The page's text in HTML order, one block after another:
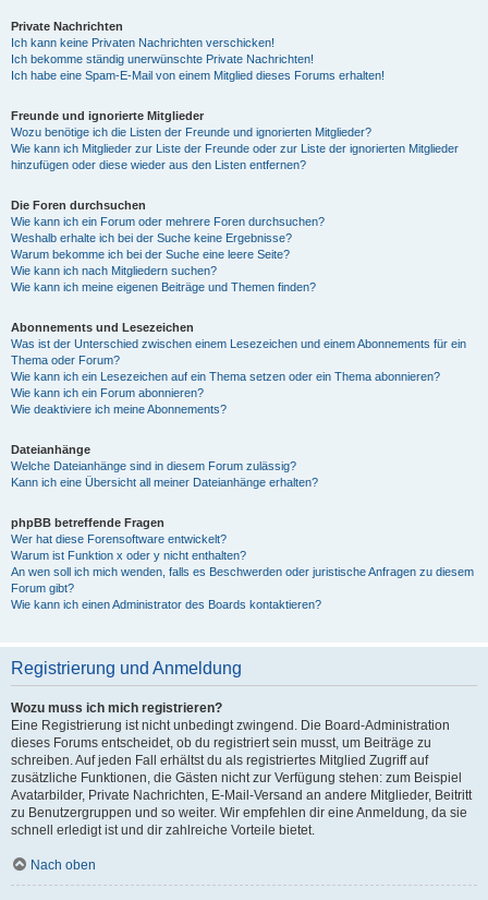
Private Nachrichten
Ich kann keine Privaten Nachrichten verschicken!
Ich bekomme ständig unerwünschte Private Nachrichten!
Ich habe eine Spam-E-Mail von einem Mitglied dieses Forums erhalten!
Freunde und ignorierte Mitglieder
Wozu benötige ich die Listen der Freunde und ignorierten Mitglieder?
Wie kann ich Mitglieder zur Liste der Freunde oder zur Liste der ignorierten Mitglieder
hinzufügen oder diese wieder aus den Listen entfernen?
Die Foren durchsuchen
Wie kann ich ein Forum oder mehrere Foren durchsuchen?
Weshalb erhalte ich bei der Suche keine Ergebnisse?
Warum bekomme ich bei der Suche eine leere Seite?
Wie kann ich nach Mitgliedern suchen?
Wie kann ich meine eigenen Beiträge und Themen finden?
Abonnements und Lesezeichen
Was ist der Unterschied zwischen einem Lesezeichen und einem Abonnements für ein
Thema oder Forum?
Wie kann ich ein Lesezeichen auf ein Thema setzen oder ein Thema abonnieren?
Wie kann ich ein Forum abonnieren?
Wie deaktiviere ich meine Abonnements?
Dateianhänge
Welche Dateianhänge sind in diesem Forum zulässig?
Kann ich eine Übersicht all meiner Dateianhänge erhalten?
phpBB betreffende Fragen
Wer hat diese Forensoftware entwickelt?
Warum ist Funktion x oder y nicht enthalten?
An wen soll ich mich wenden, falls es Beschwerden oder juristische Anfragen zu diesem
Forum gibt?
Wie kann ich einen Administrator des Boards kontaktieren?
Registrierung und Anmeldung
Wozu muss ich mich registrieren?
Eine Registrierung ist nicht unbedingt zwingend. Die Board-Administration
dieses Forums entscheidet, ob du registriert sein musst, um Beiträge zu
schreiben. Auf jeden Fall erhältst du als registriertes Mitglied Zugriff auf
zusätzliche Funktionen, die Gästen nicht zur Verfügung stehen: zum Beispiel
Avatarbilder, Private Nachrichten, E-Mail-Versand an andere Mitglieder, Beitritt
zu Benutzergruppen und so weiter. Wir empfehlen dir eine Anmeldung, da sie
schnell erledigt ist und dir zahlreiche Vorteile bietet.
Nach oben